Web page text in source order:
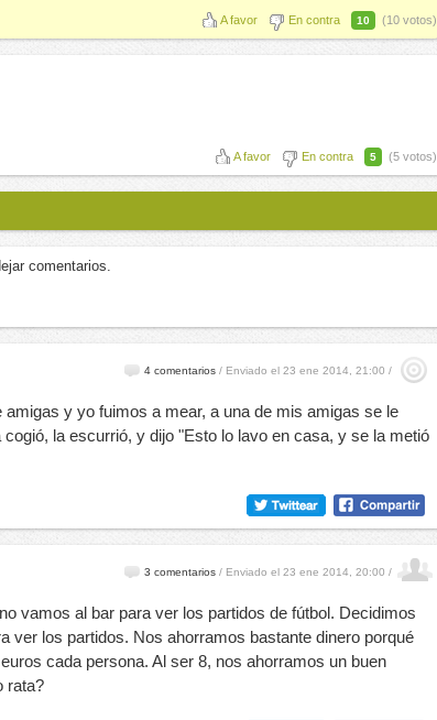
A favor En contra 10 (10 votos)
A favor En contra 5 (5 votos)
comentarios.
4 comentarios / Enviado el 23 ene 2014, 21:00 /
y yo fuimos a mear, a una de mis amigas se le
la escurrió, y dijo "Esto lo lavo en casa, y se la metió
3 comentarios / Enviado el 23 ene 2014, 20:00 /
vamos al bar para ver los partidos de fútbol. Decidimos
ver los partidos. Nos ahorramos bastante dinero porqué
cada persona. Al ser 8, nos ahorramos un buen
rata?